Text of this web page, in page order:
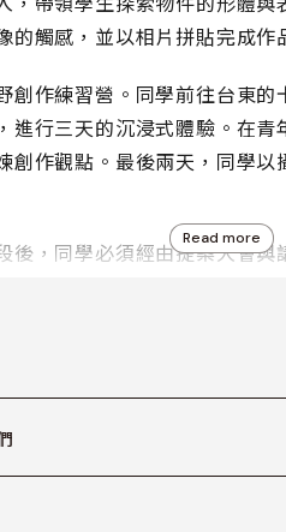
的觸感，並以相片拼貼完成作
創作練習營。同學前往台東
進行三天的沉浸式體驗。在
創作觀點。最後兩天，同學
後，同學必須經由提案大會
出，但因疫情而延後半年。然
草率季展覽，讓同學的創作
Read more